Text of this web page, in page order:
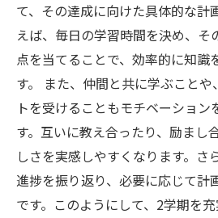
て、その達成に向けた具体的な計
えば、毎日の学習時間を決め、そ
点を当てることで、効率的に知識
す。 また、仲間と共に学ぶこと
トを受けることもモチベーション
す。互いに教え合ったり、励まし
しさを実感しやすくなります。さ
進捗を振り返り、必要に応じて計
です。このようにして、2学期を